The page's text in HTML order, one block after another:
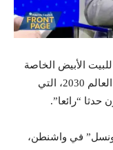
الأبيض الخاصة
بكأس العالم 2026، أندرو جولياني، أن كأس العالم 2030، التي
“رائعا”.
في واشنطن،